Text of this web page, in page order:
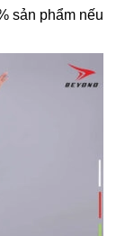
sản phẩm nếu